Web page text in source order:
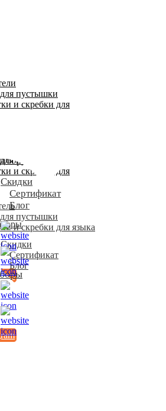
пустышки
и скребки для
Скидки
Сертификат
Блог
пустышки
и скребки для
Скидки
Сертификат
Блог
пустышки
и скребки для языка